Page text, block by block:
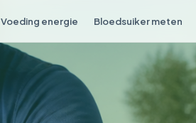
Voeding energie Bloedsuiker meten